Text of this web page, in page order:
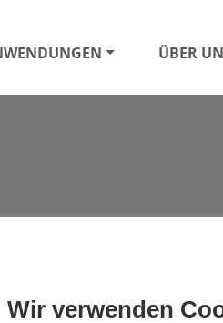
Wir verwenden
ÜBER